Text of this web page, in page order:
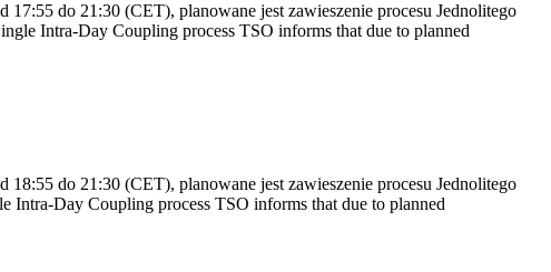
do 21:30 (CET), planowane jest zawieszenie procesu Jednolitego
Intra-Day Coupling process TSO informs that due to planned
do 21:30 (CET), planowane jest zawieszenie procesu Jednolitego
Intra-Day Coupling process TSO informs that due to planned